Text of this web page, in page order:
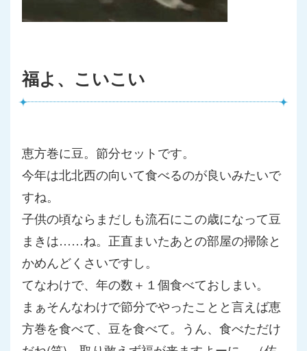
福よ、こいこい
恵方巻に豆。節分セットです。
今年は北北西の向いて食べるのが良いみたいで
すね。
子供の頃ならまだしも流石にこの歳になって豆
まきは……ね。正直まいたあとの部屋の掃除と
かめんどくさいですし。
てなわけで、年の数＋１個食べておしまい。
まぁそんなわけで節分でやったことと言えば恵
方巻を食べて、豆を食べて。うん、食べただけ